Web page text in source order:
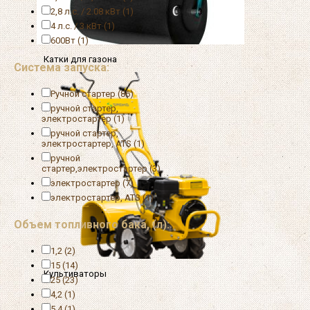
Катки для газона
Культиваторы
2,8 л.с. / 2.08 кВт (1)
4 л.с. / 3 кВт (1)
600Вт (1)
Система запуска:
Ручной стартер (86)
ручной стартер,
электростартер (1)
ручной стартер,
электростартер, ATS (1)
ручной
стартер,электростартер (3)
электростартер (7)
электростартер, ATS (1)
Объем топливного бака, (л):
1,2 (2)
15 (14)
25 (23)
4,2 (1)